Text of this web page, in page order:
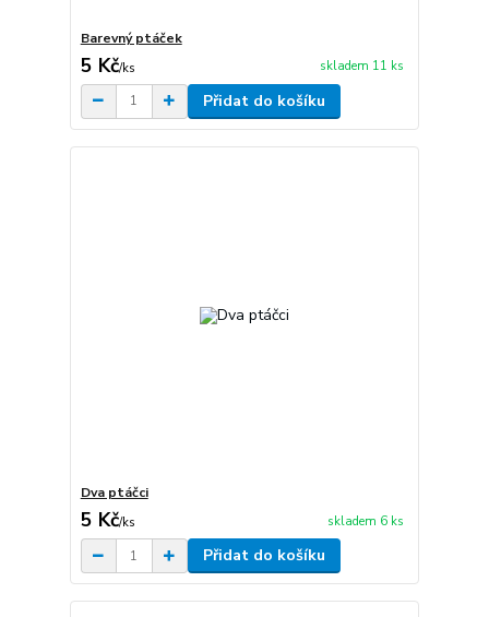
Barevný ptáček
5 Kč/ks skladem 11 ks
Přidat do košíku
Dva ptáčci
5 Kč/ks skladem 6 ks
Přidat do košíku